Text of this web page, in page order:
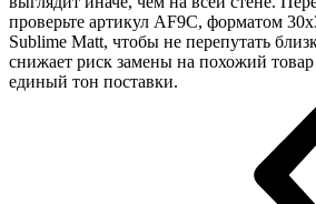
проверьте артикул AF9C, форматом
Sublime Matt, чтобы не перепутать
снижает риск замены на похожий
единый тон поставки.